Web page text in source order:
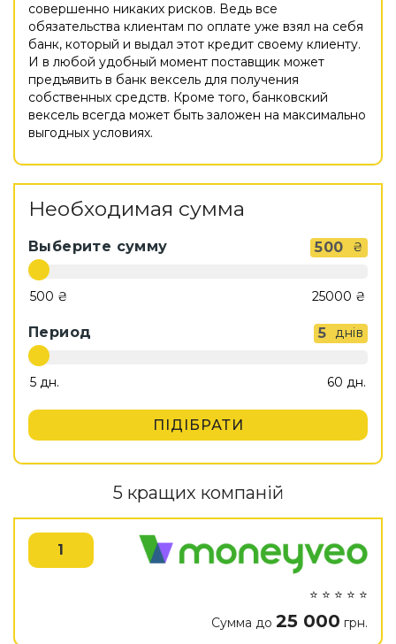
совершенно никаких рисков. Ведь все
обязательства клиентам по оплате уже взял на себя
банк, который и выдал этот кредит своему клиенту.
И в любой удобный момент поставщик может
предъявить в банк вексель для получения
собственных средств. Кроме того, банковский
вексель всегда может быть заложен на максимально
выгодных условиях.
Необходимая сумма
Выберите сумму 500 ₴
Период 5 днів
ПІДІБРАТИ
5 кращих компаній
1
⭐ ⭐ ⭐ ⭐ ⭐
Сумма до 25 000 грн.